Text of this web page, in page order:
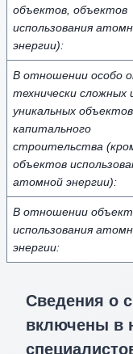
объектов, объектов
использования
энергии):
В отношении особо
технически сложных
уникальных объектов
капитального
строительства
объектов
атомной энергии):
В отношении
использования
энергии:
Сведения о
включены в